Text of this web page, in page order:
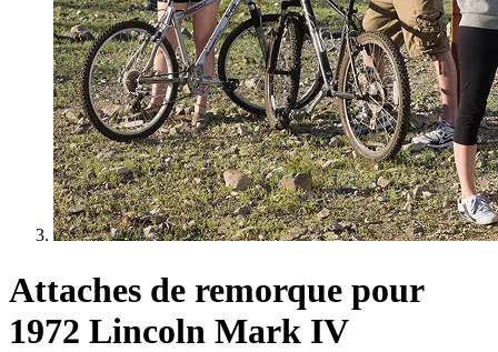
Attaches de remorque pour
1972 Lincoln Mark IV